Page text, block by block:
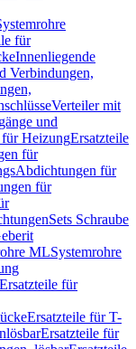
für
Innenliegende
Verbindungen,
Verteiler mit
und
HeizungErsatzteile
für
Abdichtungen für
für
Sets Schraube
MLSystemrohre
Ersatzteile für
Ersatzteile für T-
Ersatzteile für